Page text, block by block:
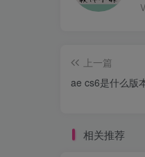
上一篇
ae cs6是什么版
相关推荐